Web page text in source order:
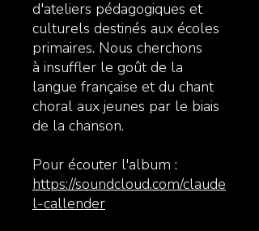
d'ateliers pédagogiques et
culturels destinés aux écoles
primaires. Nous cherchons
à insuffler le goût de la
langue française et du chant
choral aux jeunes par le biais
de la chanson.
Pour écouter l'album :
https://soundcloud.com/claude
l-callender